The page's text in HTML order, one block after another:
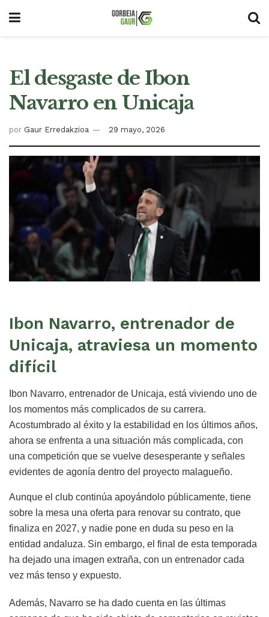
El desgaste de Ibon
Navarro en Unicaja
por Gaur Erredakzioa 29 mayo, 2026
Ibon Navarro, entrenador de
Unicaja, atraviesa un momento
difícil
Ibon Navarro, entrenador de Unicaja, está viviendo uno de
los momentos más complicados de su carrera.
Acostumbrado al éxito y la estabilidad en los últimos años,
ahora se enfrenta a una situación más complicada, con
una competición que se vuelve desesperante y señales
evidentes de agonía dentro del proyecto malagueño.
Aunque el club continúa apoyándolo públicamente, tiene
sobre la mesa una oferta para renovar su contrato, que
finaliza en 2027, y nadie pone en duda su peso en la
entidad andaluza. Sin embargo, el final de esta temporada
ha dejado una imagen extraña, con un entrenador cada
vez más tenso y expuesto.
Además, Navarro se ha dado cuenta en las últimas